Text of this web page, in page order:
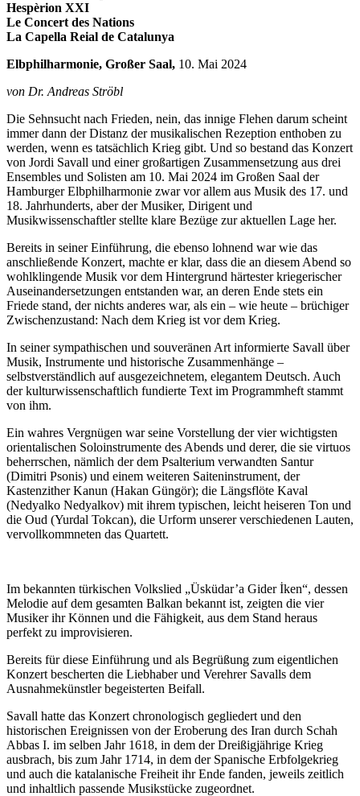
Hespèrion XXI
Le Concert des Nations
La Capella Reial de Catalunya
Elbphilharmonie, Großer Saal, 10. Mai 2024
von Dr. Andreas Ströbl
Die Sehnsucht nach Frieden, nein, das innige Flehen darum scheint
immer dann der Distanz der musikalischen Rezeption enthoben zu
werden, wenn es tatsächlich Krieg gibt. Und so bestand das Konzert
von Jordi Savall und einer großartigen Zusammensetzung aus drei
Ensembles und Solisten am 10. Mai 2024 im Großen Saal der
Hamburger Elbphilharmonie zwar vor allem aus Musik des 17. und
18. Jahrhunderts, aber der Musiker, Dirigent und
Musikwissenschaftler stellte klare Bezüge zur aktuellen Lage her.
Bereits in seiner Einführung, die ebenso lohnend war wie das
anschließende Konzert, machte er klar, dass die an diesem Abend so
wohlklingende Musik vor dem Hintergrund härtester kriegerischer
Auseinandersetzungen entstanden war, an deren Ende stets ein
Friede stand, der nichts anderes war, als ein – wie heute – brüchiger
Zwischenzustand: Nach dem Krieg ist vor dem Krieg.
In seiner sympathischen und souveränen Art informierte Savall über
Musik, Instrumente und historische Zusammenhänge –
selbstverständlich auf ausgezeichnetem, elegantem Deutsch. Auch
der kulturwissenschaftlich fundierte Text im Programmheft stammt
von ihm.
Ein wahres Vergnügen war seine Vorstellung der vier wichtigsten
orientalischen Soloinstrumente des Abends und derer, die sie virtuos
beherrschen, nämlich der dem Psalterium verwandten Santur
(Dimitri Psonis) und einem weiteren Saiteninstrument, der
Kastenzither Kanun (Hakan Güngör); die Längsflöte Kaval
(Nedyalko Nedyalkov) mit ihrem typischen, leicht heiseren Ton und
die Oud (Yurdal Tokcan), die Urform unserer verschiedenen Lauten,
vervollkommneten das Quartett.
Im bekannten türkischen Volkslied „Üsküdar’a Gider İken“, dessen
Melodie auf dem gesamten Balkan bekannt ist, zeigten die vier
Musiker ihr Können und die Fähigkeit, aus dem Stand heraus
perfekt zu improvisieren.
Bereits für diese Einführung und als Begrüßung zum eigentlichen
Konzert bescherten die Liebhaber und Verehrer Savalls dem
Ausnahmekünstler begeisterten Beifall.
Savall hatte das Konzert chronologisch gegliedert und den
historischen Ereignissen von der Eroberung des Iran durch Schah
Abbas I. im selben Jahr 1618, in dem der Dreißigjährige Krieg
ausbrach, bis zum Jahr 1714, in dem der Spanische Erbfolgekrieg
und auch die katalanische Freiheit ihr Ende fanden, jeweils zeitlich
und inhaltlich passende Musikstücke zugeordnet.